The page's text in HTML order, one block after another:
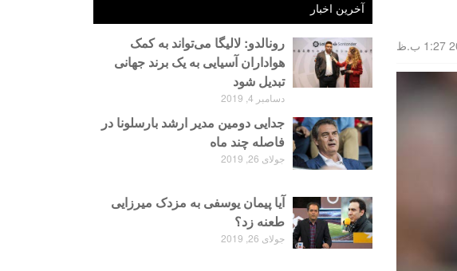
آخرین اخبار
رونالدو: لالیگا می‌تواند به کمک
هواداران آسیایی به یک برند جهانی
تبدیل شود
دسامبر 4, 2019
جدایی دومین مدیر ارشد بارسلونا در
فاصله چند ماه
جولای 26, 2019
آیا پیمان یوسفی به مزدک میرزایی
طعنه زد؟
جولای 26, 2019